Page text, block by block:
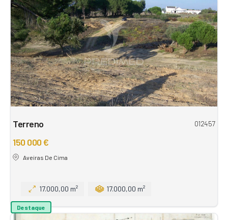
Terreno 012457
150 000 €
Aveiras De Cima
17.000,00 m² 17.000,00 m²
Destaque